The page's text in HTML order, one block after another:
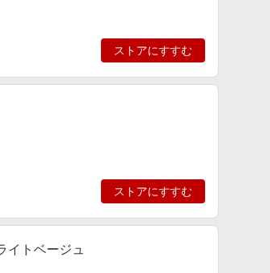
ストアにすすむ
ストアにすすむ
イトベージュ